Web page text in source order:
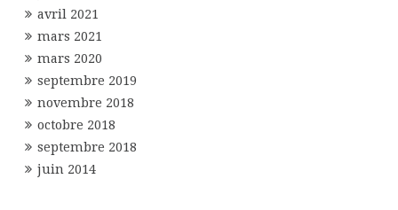
avril 2021
mars 2021
mars 2020
septembre 2019
novembre 2018
octobre 2018
septembre 2018
juin 2014